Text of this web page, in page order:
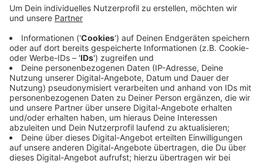
Tanzen liebt, beginnt deswegen, auf Single-Partys
überall in Los Angeles zu gehen. Tagsüber kämpft sie
sich durch ihren langweiligen Alltag im Büro und nachts
schlägt sie sich die Nächte um die Ohren. Bei einer
dieser nächtlichen Streifzüge lernt sie Arnold (John
Turturro) kennen. Zunächst scheint es für Gloria nun
bergauf zu gehen, doch sie ist sich nicht sicher, ob sie
ihrem neu gefundenen Glück trauen kann – vor allem,
als sie herausfindet, dass der ebenfalls geschiedene
Arnold sie vor seinen Töchtern verheimlicht ...
Anzeige